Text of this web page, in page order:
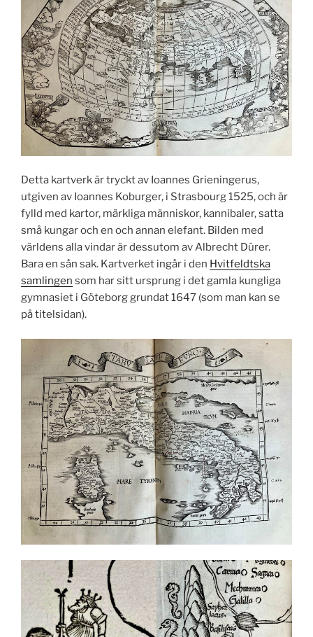
Detta kartverk är tryckt av Ioannes Grieningerus,
utgiven av Ioannes Koburger, i Strasbourg 1525, och är
fylld med kartor, märkliga människor, kannibaler, satta
små kungar och en och annan elefant. Bilden med
världens alla vindar är dessutom av Albrecht Dürer.
Bara en sån sak. Kartverket ingår i den Hvitfeldtska
samlingen som har sitt ursprung i det gamla kungliga
gymnasiet i Göteborg grundat 1647 (som man kan se
på titelsidan).